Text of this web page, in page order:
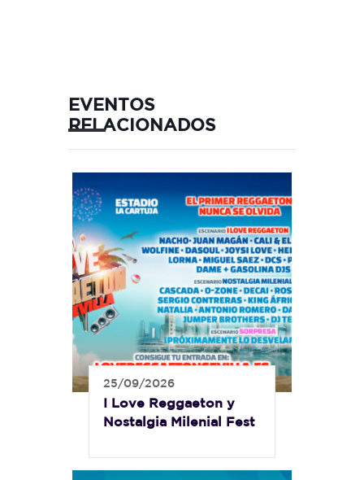
EVENTOS
RELACIONADOS
25/09/2026
I Love Reggaeton y
Nostalgia Milenial Fest